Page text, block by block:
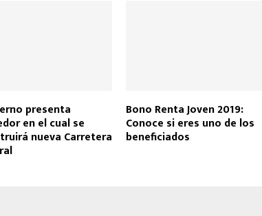
presenta
en el cual se
nueva Carretera
Bono Renta Joven 2019:
Conoce si eres uno de los
beneficiados